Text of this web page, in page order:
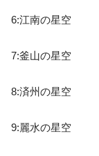
6:江南の星空
7:釜山の星空
8:済州の星空
9:麗水の星空